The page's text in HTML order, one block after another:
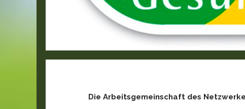
Die Arbeitsgemeinschaft des